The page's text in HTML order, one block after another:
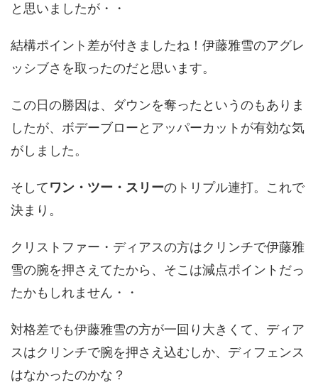
と思いましたが・・
結構ポイント差が付きましたね！伊藤雅雪のアグレ
ッシブさを取ったのだと思います。
この日の勝因は、ダウンを奪ったというのもありま
したが、ボデーブローとアッパーカットが有効な気
がしました。
そしてワン・ツー・スリーのトリプル連打。これで
決まり。
クリストファー・ディアスの方はクリンチで伊藤雅
雪の腕を押さえてたから、そこは減点ポイントだっ
たかもしれません・・
対格差でも伊藤雅雪の方が一回り大きくて、ディア
スはクリンチで腕を押さえ込むしか、ディフェンス
はなかったのかな？